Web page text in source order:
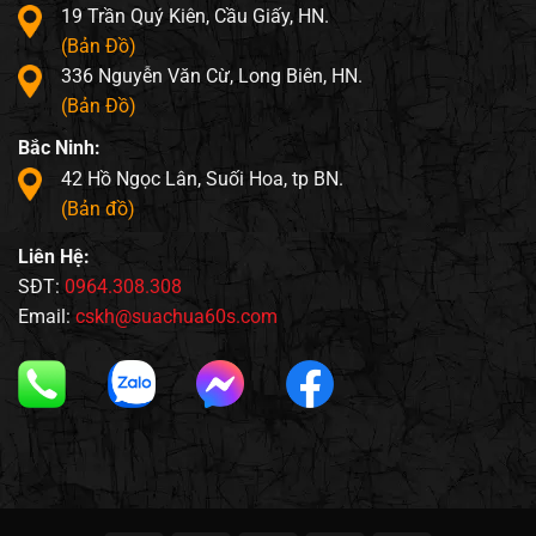
19 Trần Quý Kiên, Cầu Giấy, HN.
(Bản Đồ)
336 Nguyễn Văn Cừ, Long Biên, HN.
(Bản Đồ)
Bắc Ninh:
42 Hồ Ngọc Lân, Suối Hoa, tp BN.
(Bản đồ)
Liên Hệ:
SĐT: 0964.308.308
Email: cskh@suachua60s.com